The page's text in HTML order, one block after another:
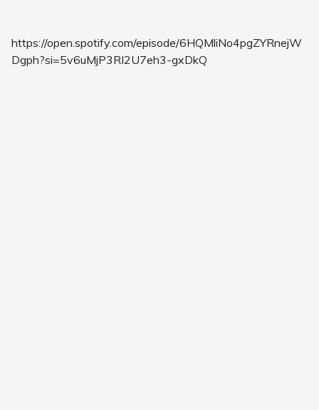
https://open.spotify.com/episode/6HQMliNo4pgZYRnejW
Dgph?si=5v6uMjP3RI2U7eh3-gxDkQ